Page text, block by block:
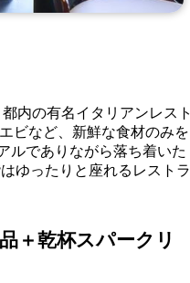
内の有名イタリアンレスト
ビなど、新鮮な食材のみを
ルでありながら落ち着いた
ゆったりと座れるレストラ
＋乾杯スパークリ